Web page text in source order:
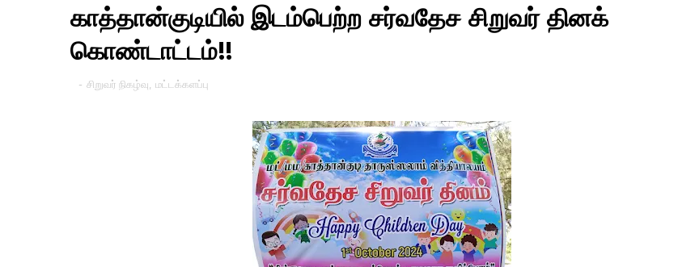
காத்தான்குடியில் இடம்பெற்ற சர்வதேச சிறுவர் தினக்
கொண்டாட்டம்!!
- சிறுவர் நிகழ்வு மட்டக்களப்பு